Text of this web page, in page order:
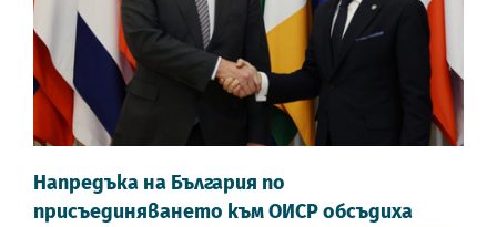
Напредъка на България по
присъединяването към ОИСР обсъдиха